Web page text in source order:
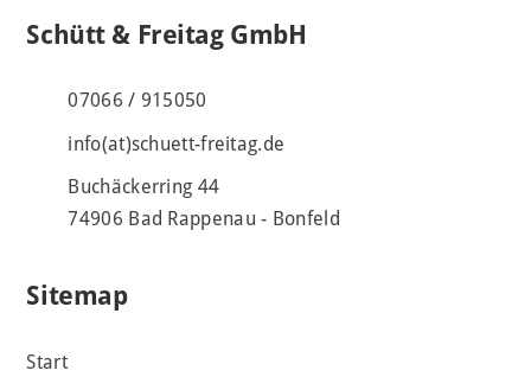
Schütt & Freitag GmbH
07066 / 915050
info(at)schuett-freitag.de
Buchäckerring 44
74906 Bad Rappenau - Bonfeld
Sitemap
Start